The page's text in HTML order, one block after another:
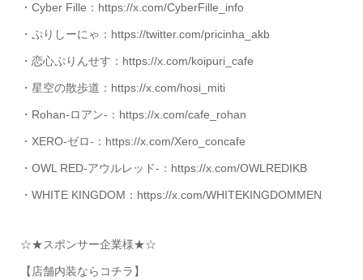
・Cyber Fille：https://x.com/CyberFille_info
・ぷりしーにゃ：https://twitter.com/pricinha_akb
・恋心ぷりんせす：https://x.com/koipuri_cafe
・星空の散歩道：https://x.com/hosi_miti
・Rohan-ロアン-：https://x.com/cafe_rohan
・XERO-ゼロ-：https://x.com/Xero_concafe
・OWL RED-アウルレッド-：https://x.com/OWLREDIKB
・WHITE KINGDOM：https://x.com/WHITEKINGDOMMEN
☆★スポンサー企業様★☆
【店舗内装ならコチラ】